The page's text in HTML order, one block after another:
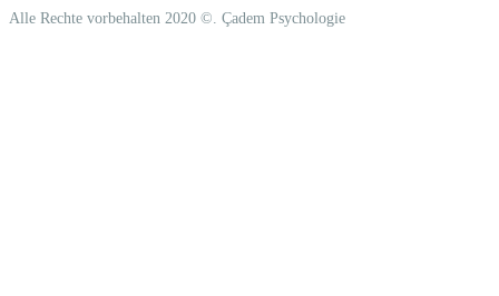
Alle Rechte vorbehalten 2020 ©. Çadem Psychologie